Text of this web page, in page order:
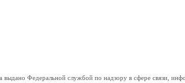
Федеральной службой по надзору в сфере связи,